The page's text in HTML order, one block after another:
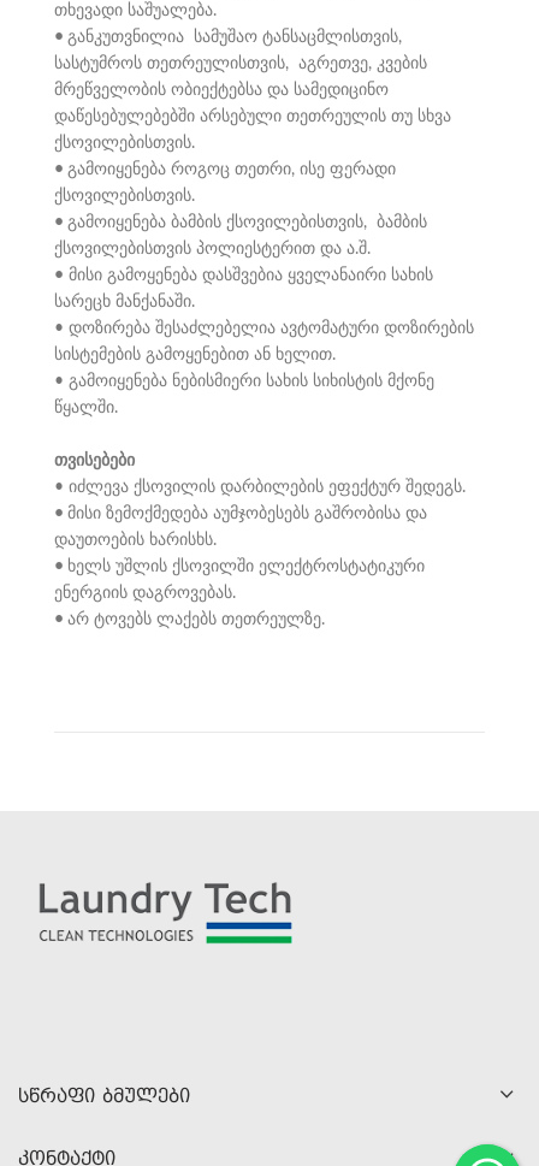
თხევადი საშუალება.
• განკუთვნილია სამუშაო ტანსაცმლისთვის,
სასტუმროს თეთრეულისთვის, აგრეთვე, კვების
მრეწველობის ობიექტებსა და სამედიცინო
დაწესებულებებში არსებული თეთრეულის თუ სხვა
ქსოვილებისთვის.
• გამოიყენება როგოც თეთრი, ისე ფერადი
ქსოვილებისთვის.
• გამოიყენება ბამბის ქსოვილებისთვის, ბამბის
ქსოვილებისთვის პოლიესტერით და ა.შ.
• მისი გამოყენება დასშვებია ყველანაირი სახის
სარეცხ მანქანაში.
• დოზირება შესაძლებელია ავტომატური დოზირების
სისტემების გამოყენებით ან ხელით.
• გამოიყენება ნებისმიერი სახის სიხისტის მქონე
წყალში.
თვისებები
• იძლევა ქსოვილის დარბილების ეფექტურ შედეგს.
• მისი ზემოქმედება აუმჯობესებს გაშრობისა და
დაუთოების ხარისხს.
• ხელს უშლის ქსოვილში ელექტროსტატიკური
ენერგიის დაგროვებას.
• არ ტოვებს ლაქებს თეთრეულზე.
ᲡᲬᲠᲐᲤᲘ ᲑᲛᲣᲚᲔᲑᲘ
ᲙᲝᲜᲢᲐᲥᲢᲘ